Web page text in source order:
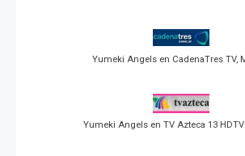
Yumeki Angels en CadenaTres TV,
Yumeki Angels en TV Azteca 13